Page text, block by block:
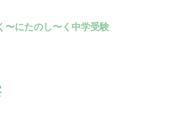
〜にたのし〜く中学受験